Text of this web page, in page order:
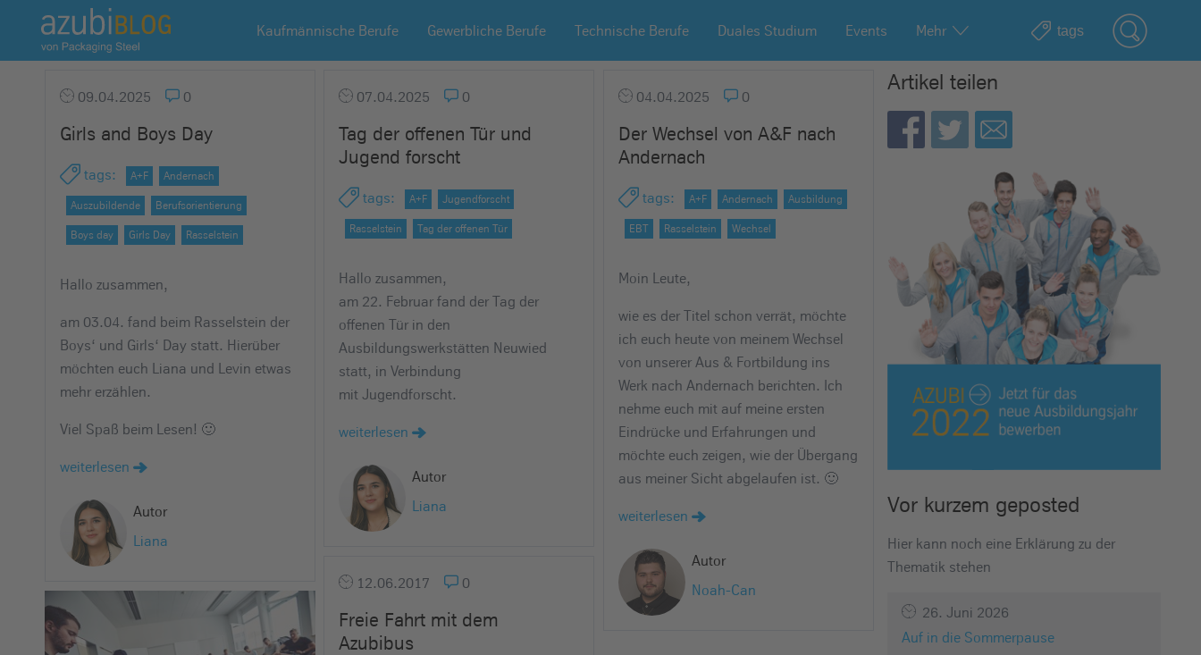
A
z
u
Kaufmännische Berufe Gewerbliche Berufe Technische Berufe Duales Studium Events Mehr
09.04.2025 0
Girls and Boys Day
tags: A+F Andernach
Auszubildende Berufsorientierung
Boys day Girls Day Rasselstein
Hallo zusammen,
am 03.04. fand beim Rasselstein der
Boys‘ und Girls‘ Day statt. Hierüber
möchten euch Liana und Levin etwas
mehr erzählen.
Viel Spaß beim Lesen! 🙂
weiterlesen
Autor
Liana
07.04.2025 0
Tag der offenen Tür und
Jugend forscht
tags: A+F Jugendforscht
Rasselstein Tag der offenen Tür
Hallo zusammen,
am 22. Februar fand der Tag der
offenen Tür in den
Ausbildungswerkstätten Neuwied
statt, in Verbindung
mit Jugendforscht.
weiterlesen
Autor
Liana
04.04.2025 0
Der Wechsel von A&F nach
Andernach
tags: A+F Andernach Ausbildung
EBT Rasselstein Wechsel
Moin Leute,
wie es der Titel schon verrät, möchte
ich euch heute von meinem Wechsel
von unserer Aus & Fortbildung ins
Werk nach Andernach berichten. Ich
nehme euch mit auf meine ersten
Eindrücke und Erfahrungen und
möchte euch zeigen, wie der Übergang
aus meiner Sicht abgelaufen ist. 🙂
weiterlesen
Autor
Noah-Can
12.06.2017 0
Freie Fahrt mit dem
Azubibus
Artikel teilen
Vor kurzem geposted
Hier kann noch eine Erklärung zu der
Thematik stehen
26. Juni 2026
Auf in die Sommerpause